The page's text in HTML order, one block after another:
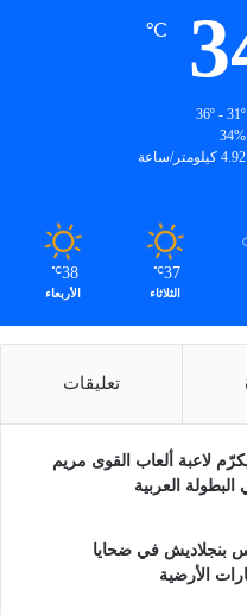
℃
36º - 31º
34%
4.92 كيلومتر/ساعة
37
℃
الثلاثاء
38
℃
الأربعاء
تعليقات
لاعبة ألعاب القوى مريم
العربية
بنجلاديش في ضحايا
الأرضية